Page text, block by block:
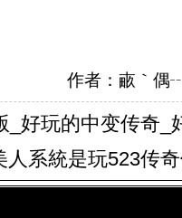
作者：畞｀
_好玩的中变传奇_
系統是玩523传奇